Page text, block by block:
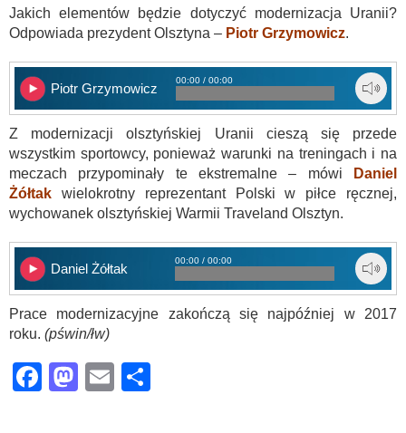
Jakich elementów będzie dotyczyć modernizacja Uranii?
Odpowiada prezydent Olsztyna – Piotr Grzymowicz.
Piotr Grzymowicz
00:00 / 00:00
Z modernizacji olsztyńskiej Uranii cieszą się przede
wszystkim sportowcy, ponieważ warunki na treningach i na
meczach przypominały te ekstremalne – mówi
Daniel
Żółtak wielokrotny reprezentant Polski w piłce ręcznej,
wychowanek olsztyńskiej Warmii Traveland Olsztyn.
Daniel Żółtak
00:00 / 00:00
Prace modernizacyjne zakończą się najpóźniej w 2017
roku. (pświn/łw)
Facebook
Mastodon
Email